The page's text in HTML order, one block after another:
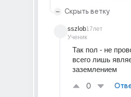
Скрыть ветку
sszlob
Ученик
17лет
Так пол - не
всего лишь
заземлением
0